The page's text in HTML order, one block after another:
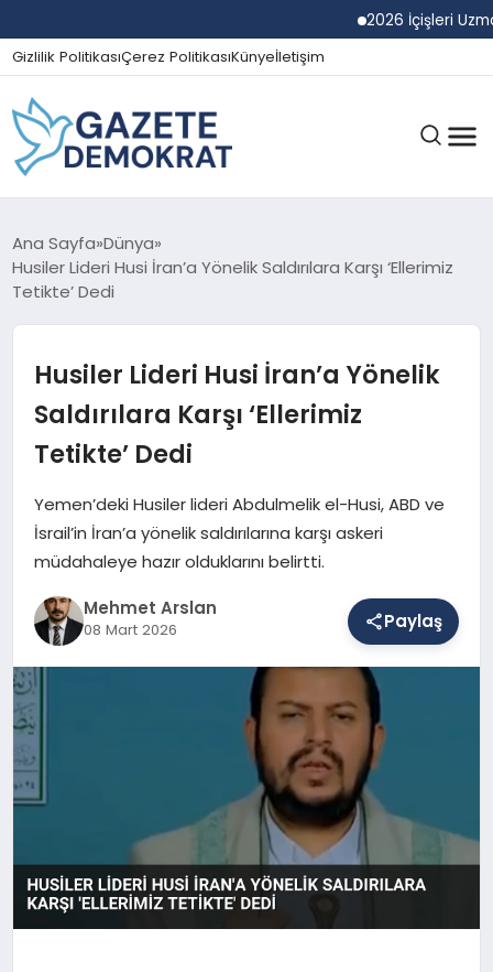
2026 İçişleri Uzman
Gizlilik PolitikasıÇerez PolitikasıKünyeİletişim
GÜNDEM
EKONOMI
SPOR
SAĞLIK
EĞITIM
DÜNYA
YAŞAM
Ana Sayfa Dünya
Husiler Lideri Husi İran’a Yönelik Saldırılara Karşı ‘Ellerimiz
Tetikte’ Dedi
Husiler Lideri Husi İran’a Yönelik
Saldırılara Karşı ‘Ellerimiz
Tetikte’ Dedi
Yemen’deki Husiler lideri Abdulmelik el-Husi, ABD ve
İsrail’in İran’a yönelik saldırılarına karşı askeri
müdahaleye hazır olduklarını belirtti.
Mehmet Arslan
08 Mart 2026 Paylaş